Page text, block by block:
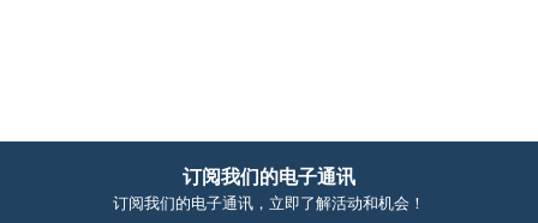
订阅我们的电子通讯
订阅我们的电子通讯，立即了解活动和机会！